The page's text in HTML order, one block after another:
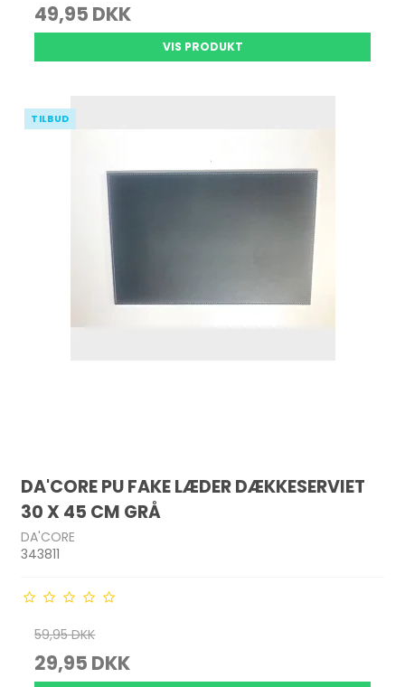
49,95 DKK
VIS PRODUKT
TILBUD
DA'CORE PU FAKE LÆDER DÆKKESERVIET
30 X 45 CM GRÅ
DA'CORE
343811
59,95 DKK
29,95 DKK